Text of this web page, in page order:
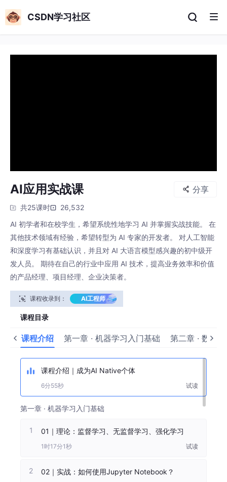
CSDN学习社区
AI应用实战课 分享
共25课时
26,532
AI 初学者和在校学生，希望系统性地学习 AI 并掌握实战技能。 在
其他技术领域有经验，希望转型为 AI 专家的开发者。 对人工智能
和深度学习有基础认识，并且对 AI 大语言模型感兴趣的初中级开
发人员。 期待在自己的行业中应用 AI 技术，提高业务效率和价值
的产品经理、项目经理、企业决策者。
课程收录到： AI工程师
课程目录
课程介绍 第一章 · 机器学习入门基础 第二章 · 数据
课程介绍｜成为AI Native个体
6分55秒 试读
第一章 · 机器学习入门基础
1 01｜理论：监督学习、无监督学习、强化学习
1时17分1秒 试读
2 02｜实战：如何使用Jupyter Notebook？